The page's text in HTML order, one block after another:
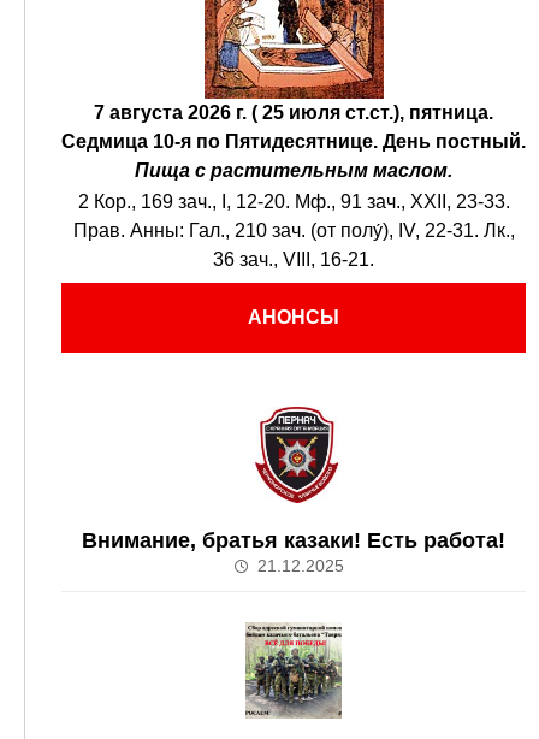
7 августа 2026 г. ( 25 июля ст.ст.), пятница.
Седмица 10-я по Пятидесятнице. День постный.
Пища с растительным маслом.
2 Кор., 169 зач., I, 12-20. Мф., 91 зач., XXII, 23-33.
Прав. Анны: Гал., 210 зач. (от полу́), IV, 22-31. Лк.,
36 зач., VIII, 16-21.
АНОНСЫ
Внимание, братья казаки! Есть работа!
21.12.2025